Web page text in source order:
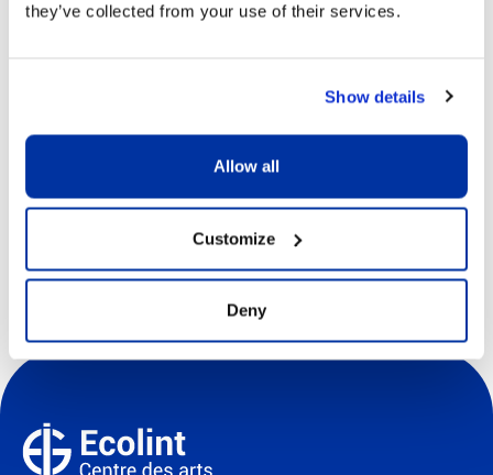
they’ve collected from your use of their services.
Show details
Allow all
Customize
Deny
Rue Marie-Thérèse-Maurette
+41 (0)22 787 26 75
centredesarts@ecolint.ch